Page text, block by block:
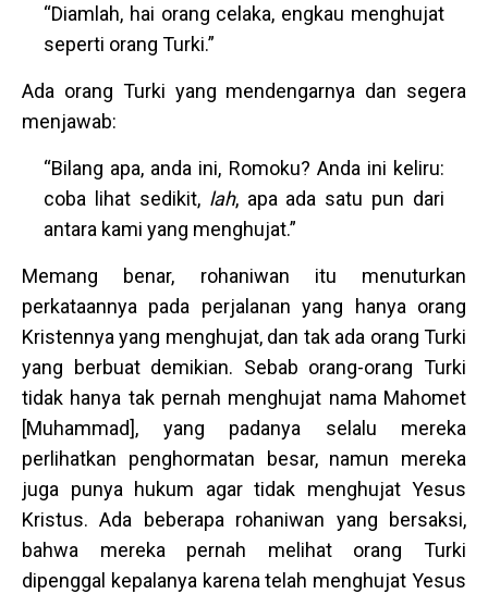
“Diamlah, hai orang celaka, engkau menghujat
seperti orang Turki.”
Ada orang Turki yang mendengarnya dan segera
menjawab:
“Bilang apa, anda ini, Romoku? Anda ini keliru:
coba lihat sedikit, lah, apa ada satu pun dari
antara kami yang menghujat.”
Memang benar, rohaniwan itu menuturkan
perkataannya pada perjalanan yang hanya orang
Kristennya yang menghujat, dan tak ada orang Turki
yang berbuat demikian. Sebab orang-orang Turki
tidak hanya tak pernah menghujat nama Mahomet
[Muhammad], yang padanya selalu mereka
perlihatkan penghormatan besar, namun mereka
juga punya hukum agar tidak menghujat Yesus
Kristus. Ada beberapa rohaniwan yang bersaksi,
bahwa mereka pernah melihat orang Turki
dipenggal kepalanya karena telah menghujat Yesus